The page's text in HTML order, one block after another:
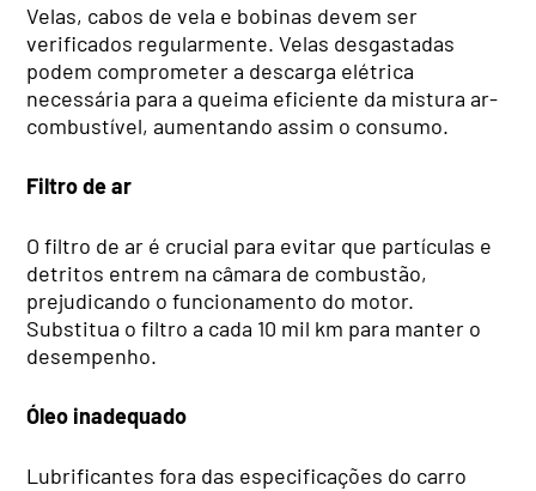
Velas, cabos de vela e bobinas devem ser
verificados regularmente. Velas desgastadas
podem comprometer a descarga elétrica
necessária para a queima eficiente da mistura ar-
combustível, aumentando assim o consumo.
Filtro de ar
O filtro de ar é crucial para evitar que partículas e
detritos entrem na câmara de combustão,
prejudicando o funcionamento do motor.
Substitua o filtro a cada 10 mil km para manter o
desempenho.
Óleo inadequado
Lubrificantes fora das especificações do carro